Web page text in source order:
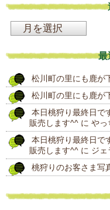
投
稿
最
松川町の里にも鹿が
松川町の里にも鹿が
本日桃狩り最終日で
販売します^^ に やっ
本日桃狩り最終日で
販売します^^ に ジェ
桃狩りのお客さま写